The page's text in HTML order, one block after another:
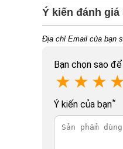
Ý kiến đánh giá
Địa chỉ Email của bạn
Bạn chọn sao
★ ★ ★
Ý kiến của bạn*